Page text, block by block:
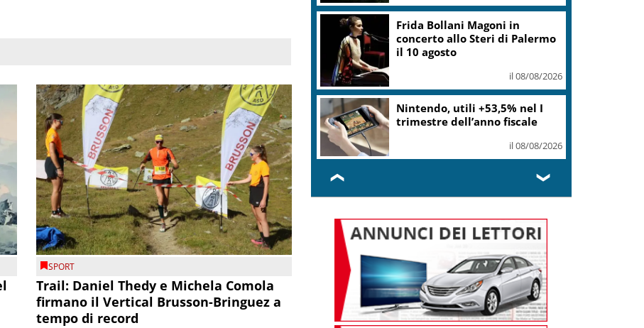
SPORT
Trail: Daniel Thedy e Michela Comola
firmano il Vertical Brusson-Bringuez a
tempo di record
Frida Bollani Magoni in
concerto allo Steri di Palermo
il 10 agosto
il 08/08/2026
Nintendo, utili +53,5% nel I
trimestre dell’anno fiscale
il 08/08/2026
❮ ❯